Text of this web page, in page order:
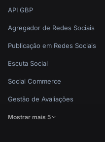
API GBP
Agregador de Redes Sociais
Publicação em Redes Sociais
Escuta Social
Social Commerce
Gestão de Avaliações
Mostrar mais 5